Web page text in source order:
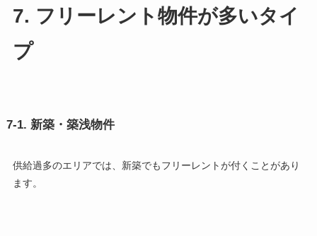
7. フリーレント物件が多いタイ
プ
7-1. 新築・築浅物件
供給過多のエリアでは、新築でもフリーレントが付くことがあり
ます。